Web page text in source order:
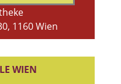
1160 Wien
WIEN